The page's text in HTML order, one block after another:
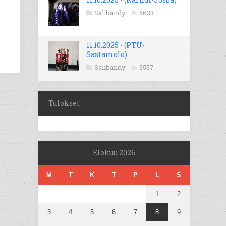
Salibandy 5623
11.10.2025 - (PTU-
Sastamolo)
Salibandy 5557
Tulokset
Elokuu 2026
M T K T P L S
1 2
3 4 5 6 7 8 9